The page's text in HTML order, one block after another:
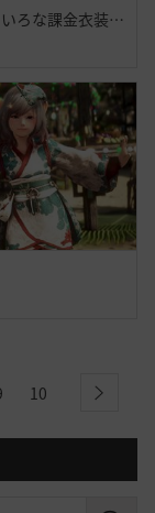
今までいろいろな課金衣装出てそれなりに好きだったけど今回程心奪われた衣装はなかったよ・・大好きだよシトラス・・ハイセンス過ぎるよ黒砂漠☝️ぃえーぃ！
10 next